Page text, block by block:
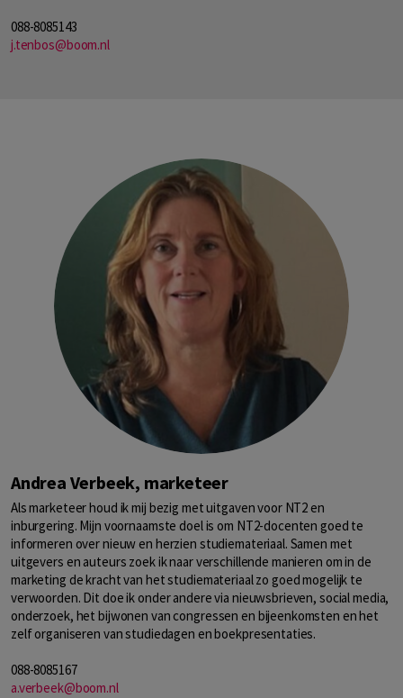
088-8085143
j.tenbos@boom.nl
Andrea Verbeek, marketeer
Als marketeer houd ik mij bezig met uitgaven voor NT2 en
inburgering. Mijn voornaamste doel is om NT2-docenten goed te
informeren over nieuw en herzien studiemateriaal. Samen met
uitgevers en auteurs zoek ik naar verschillende manieren om in de
marketing de kracht van het studiemateriaal zo goed mogelijk te
verwoorden. Dit doe ik onder andere via nieuwsbrieven, social media,
onderzoek, het bijwonen van congressen en bijeenkomsten en het
zelf organiseren van studiedagen en boekpresentaties.
088-8085167
a.verbeek@boom.nl